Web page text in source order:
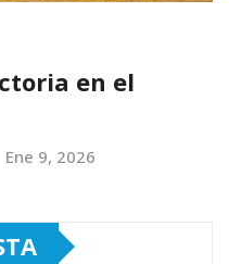
en el
Ene 9, 2026